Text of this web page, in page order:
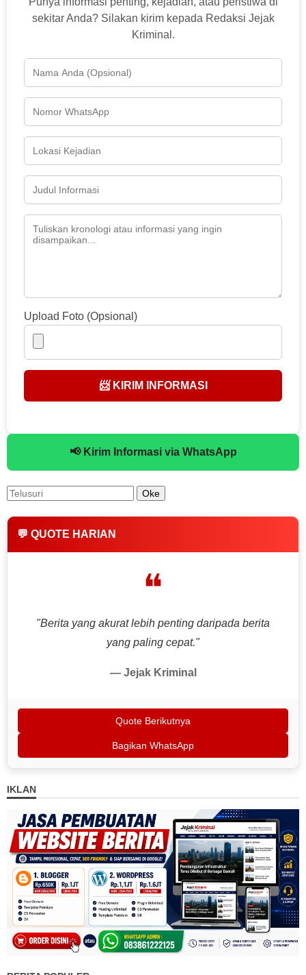
sekitar Anda? Silakan kirim kepada Redaksi Jejak
Kriminal.
Upload Foto (Opsional)
📨 KIRIM INFORMASI
📢 Kirim Informasi via WhatsApp
💬 QUOTE HARIAN
❝
"Berita yang akurat lebih penting daripada berita
yang paling cepat."
— Jejak Kriminal
Quote Berikutnya
Bagikan WhatsApp
IKLAN